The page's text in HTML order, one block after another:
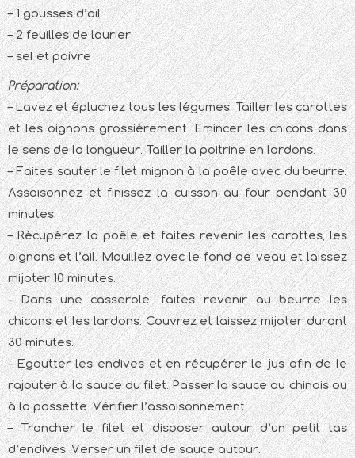
– 1 gousses d’ail
– 2 feuilles de laurier
– sel et poivre
Préparation:
– Lavez et épluchez tous les légumes. Tailler les carottes
et les oignons grossièrement. Emincer les chicons dans
le sens de la longueur. Tailler la poitrine en lardons.
– Faites sauter le filet mignon à la poêle avec du beurre.
Assaisonnez et finissez la cuisson au four pendant 30
minutes.
– Récupérez la poêle et faites revenir les carottes, les
oignons et l’ail. Mouillez avec le fond de veau et laissez
mijoter 10 minutes.
– Dans une casserole, faites revenir au beurre les
chicons et les lardons. Couvrez et laissez mijoter durant
30 minutes.
– Egoutter les endives et en récupérer le jus afin de le
rajouter à la sauce du filet. Passer la sauce au chinois ou
à la passette. Vérifier l’assaisonnement.
– Trancher le filet et disposer autour d’un petit tas
d’endives. Verser un filet de sauce autour.